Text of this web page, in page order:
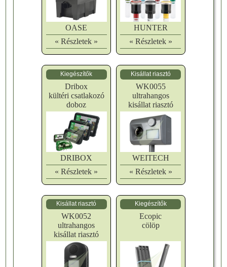
OASE
« Részletek »
HUNTER
« Részletek »
Kiegészítők
Dribox
kültéri csatlakozó
doboz
DRIBOX
« Részletek »
Kisállat riasztó
WK0055
ultrahangos
kisállat riasztó
WEITECH
« Részletek »
Kisállat riasztó
WK0052
ultrahangos
kisállat riasztó
Kiegészítők
Ecopic
cölöp